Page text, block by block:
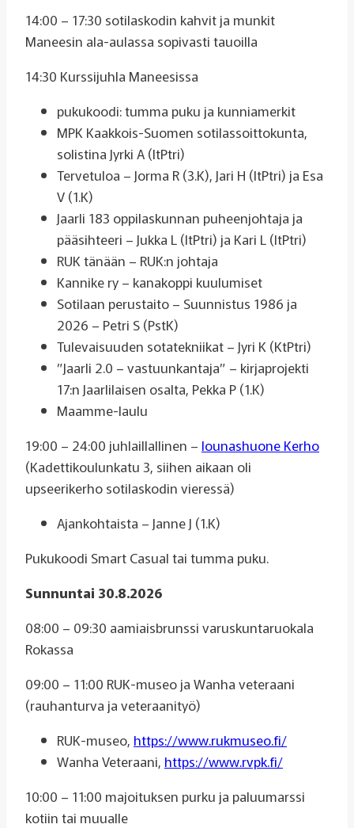
14:00 – 17:30 sotilaskodin kahvit ja munkit
Maneesin ala-aulassa sopivasti tauoilla
14:30 Kurssijuhla Maneesissa
pukukoodi: tumma puku ja kunniamerkit
MPK Kaakkois-Suomen sotilassoittokunta,
solistina Jyrki A (ItPtri)
Tervetuloa – Jorma R (3.K), Jari H (ItPtri) ja Esa
V (1.K)
Jaarli 183 oppilaskunnan puheenjohtaja ja
pääsihteeri – Jukka L (ItPtri) ja Kari L (ItPtri)
RUK tänään – RUK:n johtaja
Kannike ry – kanakoppi kuulumiset
Sotilaan perustaito – Suunnistus 1986 ja
2026 – Petri S (PstK)
Tulevaisuuden sotatekniikat – Jyri K (KtPtri)
”Jaarli 2.0 – vastuunkantaja” – kirjaprojekti
17:n Jaarlilaisen osalta, Pekka P (1.K)
Maamme-laulu
19:00 – 24:00 juhlaillallinen – lounashuone Kerho
(Kadettikoulunkatu 3, siihen aikaan oli
upseerikerho sotilaskodin vieressä)
Ajankohtaista – Janne J (1.K)
Pukukoodi Smart Casual tai tumma puku.
Sunnuntai 30.8.2026
08:00 – 09:30 aamiaisbrunssi varuskuntaruokala
Rokassa
09:00 – 11:00 RUK-museo ja Wanha veteraani
(rauhanturva ja veteraanityö)
RUK-museo, https://www.rukmuseo.fi/
Wanha Veteraani, https://www.rvpk.fi/
10:00 – 11:00 majoituksen purku ja paluumarssi
kotiin tai muualle